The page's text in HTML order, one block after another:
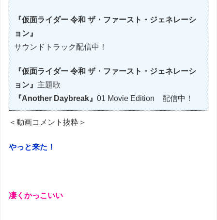
『仮面ライダー 令和 ザ・ファースト・ジェネレーシ
ョン』
サウンドトラック配信中！
『仮面ライダー 令和 ザ・ファースト・ジェネレーシ
ョン』 主題歌
『Another Daybreak』01 Movie Edition 配信中！
＜動画コメント抜粋＞
やっと来た！
凄くかっこいい